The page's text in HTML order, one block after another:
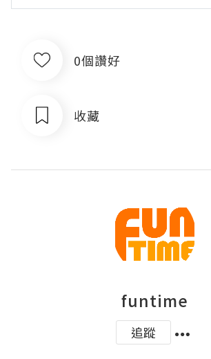
0個讚好
收藏
funtime
追蹤